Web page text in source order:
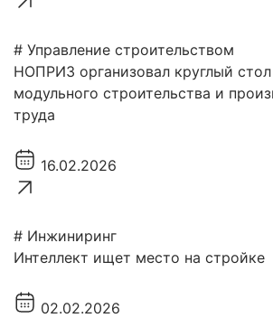
# Управление строительством
НОПРИЗ организовал круглый
модульного строительства и
труда
16.02.2026
# Инжиниринг
Интеллект ищет место на стройке
02.02.2026